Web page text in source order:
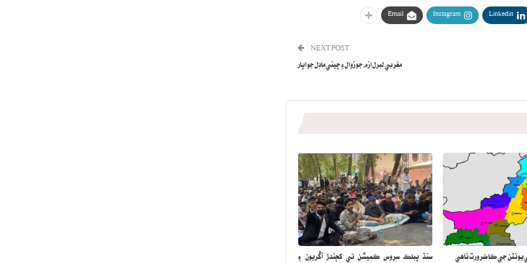
Linkedin
Instagram
Email
NEXT POST
مغربي لبرل ازم جو زوال ۽ چيني ماڊل جو اڀار
يونٽن جي ڪا ضرورت ناهي سنڌ پبلڪ سروس ڪميشن تي کڄندڙ آڱريون ۽